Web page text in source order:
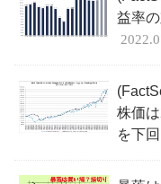
益率
株価
を下回